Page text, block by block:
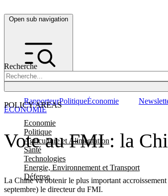
Open sub navigation
Recherche
POLICY AREAS
Economie
Politique
Agriculture et Alimentation
Santé
Technologies
Energie, Environnement et Transport
Défense
RapporteurPolitiqueÉconomie
Vote au FMI : la
La Chine va obtenir le plus important
septembre) le directeur du FMI.
ÉCONOMIE